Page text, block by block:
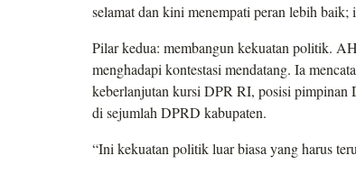
selamat dan kini menempati peran lebih
Pilar kedua: membangun kekuatan politik.
menghadapi kontestasi mendatang. Ia
keberlanjutan kursi DPR RI, posisi pimpinan
di sejumlah DPRD kabupaten.
“Ini kekuatan politik luar biasa yang harus